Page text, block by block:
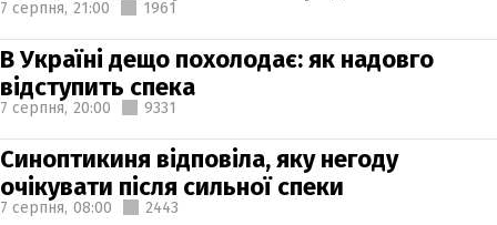
7 серпня, 21:00 1961
В Україні дещо похолодає: як надовго
відступить спека
7 серпня, 20:00 9331
Синоптикиня відповіла, яку негоду
очікувати після сильної спеки
7 серпня, 08:00 2443